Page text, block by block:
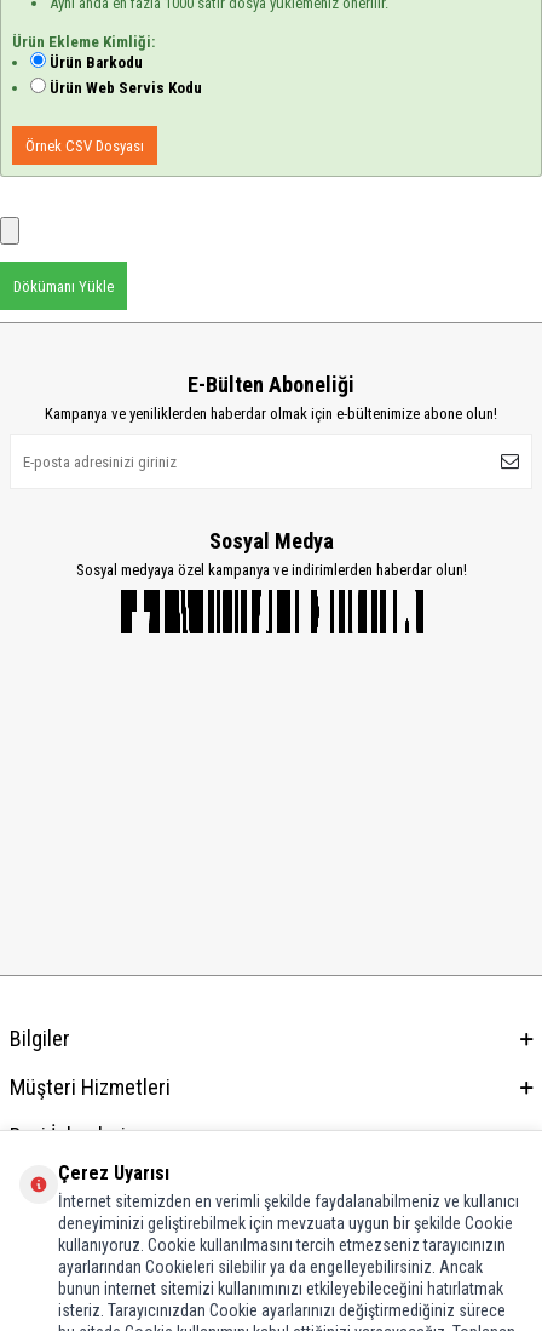
Ürün Ekleme Kimliği:
Ürün Barkodu
Ürün Web Servis Kodu
Örnek CSV Dosyası
Dökümanı Yükle
E-Bülten Aboneliği
Kampanya ve yeniliklerden haberdar olmak için e-bültenimize abone olun!
Sosyal Medya
Sosyal medyaya özel kampanya ve indirimlerden haberdar olun!
Bilgiler
Müşteri Hizmetleri
Bayi İşlemleri
Adres & İletişim
Çerez Uyarısı
İnternet sitemizden en verimli şekilde faydalanabilmeniz ve kullanıcı
deneyiminizi geliştirebilmek için mevzuata uygun bir şekilde Cookie
kullanıyoruz. Cookie kullanılmasını tercih etmezseniz tarayıcınızın
ayarlarından Cookieleri silebilir ya da engelleyebilirsiniz. Ancak
bunun internet sitemizi kullanımınızı etkileyebileceğini hatırlatmak
isteriz. Tarayıcınızdan Cookie ayarlarınızı değiştirmediğiniz sürece